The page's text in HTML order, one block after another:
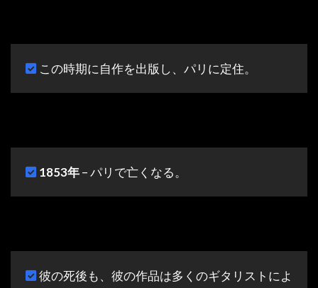
この時期に自作を出版し、パリに定住。
1853年– パリで亡くなる。
彼の死後も、彼の作品は多くのギタリストによ